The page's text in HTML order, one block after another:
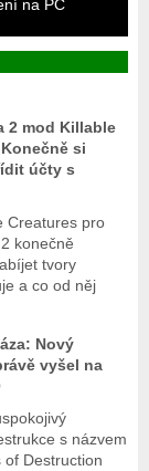
na PC
2 mod Killable
si
účty s
Creatures pro
konečně
tvory
a co od něj
Nový
vyšel na
s názvem
of Destruction